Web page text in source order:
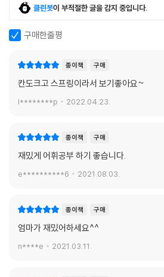
클린봇이 부적절한 글을 감지 중입니다.
구매한줄평
종이책 구매
칸도크고 스프링이라서 보기좋아요~
l********p 2022.04.23.
종이책 구매
재밌게 어휘공부 하기 좋습니다.
e**********6 2021.08.03.
종이책 구매
엄마가 재밌어하세요^^
n****e 2021.03.11.